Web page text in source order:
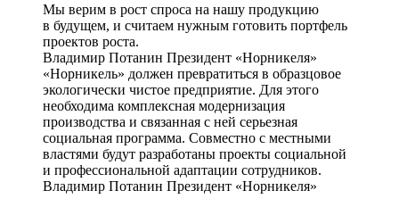
Мы верим в рост спроса на нашу продукцию
в будущем, и считаем нужным готовить портфель
проектов роста.
Владимир Потанин Президент «Норникеля»
«Норникель» должен превратиться в образцовое
экологически чистое предприятие. Для этого
необходима комплексная модернизация
производства и связанная с ней серьезная
социальная программа. Совместно с местными
властями будут разработаны проекты социальной
и профессиональной адаптации сотрудников.
Владимир Потанин Президент «Норникеля»